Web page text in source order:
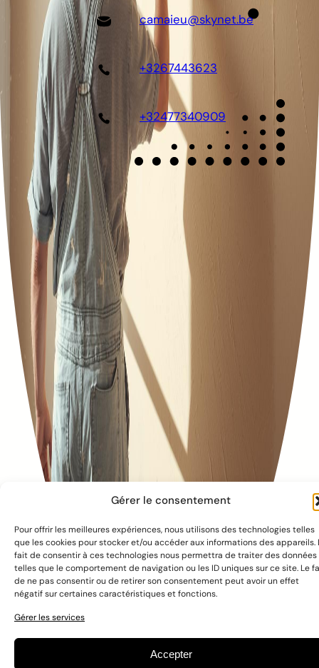
Gérer le consentement
Pour offrir les meilleures expériences, nous utilisons des technologies telles
que les cookies pour stocker et/ou accéder aux informations des appareils.
fait de consentir à ces technologies nous permettra de traiter des données
telles que le comportement de navigation ou les ID uniques sur ce site. Le
de ne pas consentir ou de retirer son consentement peut avoir un effet
négatif sur certaines caractéristiques et fonctions.
Gérer les services
Accepter
camaieu@skynet.be
+3267443623
+32477340909